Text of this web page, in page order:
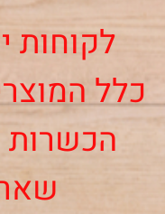
לקוחות
כלל
הכשרות